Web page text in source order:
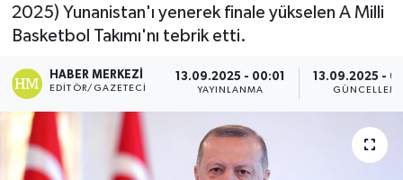
2025) Yunanistan'ı yenerek finale yükselen A Milli
Basketbol Takımı'nı tebrik etti.
HABER MERKEZI
EDITÖR/GAZETECI
13.09.2025 - 00:01
YAYINLANMA
13.09.2025 -
Teknoloji
Lider Haber TV Canlı Yayın izle
Haber Arşivi